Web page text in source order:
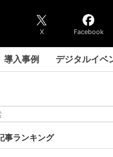
X Facebook
導入事例 デジタルイベ
事ランキング